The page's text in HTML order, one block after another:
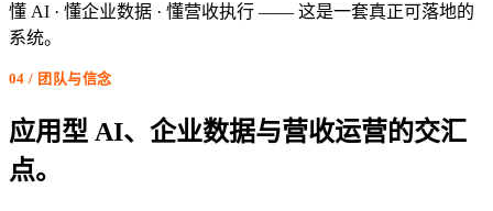
懂 AI · 懂企业数据 · 懂营收执行 —— 这是一套真正可落地的
系统。
04 / 团队与信念
应用型 AI、企业数据与营收运营的交汇
点。